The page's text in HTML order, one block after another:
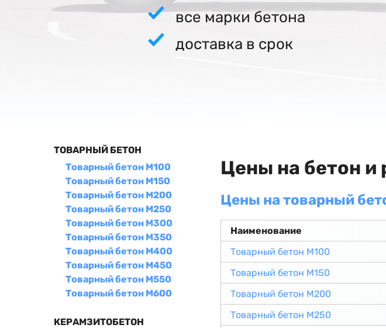
все марки бетона
доставка в срок
ТОВАРНЫЙ БЕТОН
Товарный бетон М100
Товарный бетон М150
Товарный бетон М200
Товарный бетон М250
Товарный бетон М300
Товарный бетон М350
Товарный бетон М400
Товарный бетон М450
Товарный бетон М550
Товарный бетон М600
КЕРАМЗИТОБЕТОН
Цены на бетон и
Цены на товарный
Наименование
Товарный бетон М100
Товарный бетон М150
Товарный бетон М200
Товарный бетон М250